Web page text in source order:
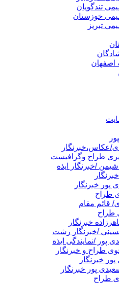
تندگویان
خوزستان
تبریز
اصفهان
عکاس،خبرنگار
طراح وگرافیست
/خبرنگار ایذه
خبرنگار
طراح
قائم مقام
طراح
خبرنگار
/خبرنگار رشت
پور /نمایندگی ایذه
طراح و خبرنگار
خبرنگار
پور خبرنگار
طراح